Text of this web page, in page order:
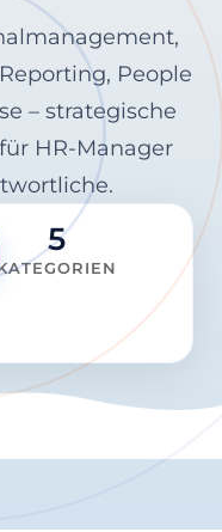
People
– strategische
HR-Manager
5